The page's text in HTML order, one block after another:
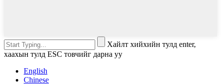
Хайлт хийхийн тулд enter,
хаахын тулд ESC товчийг дарна уу
English
Chinese